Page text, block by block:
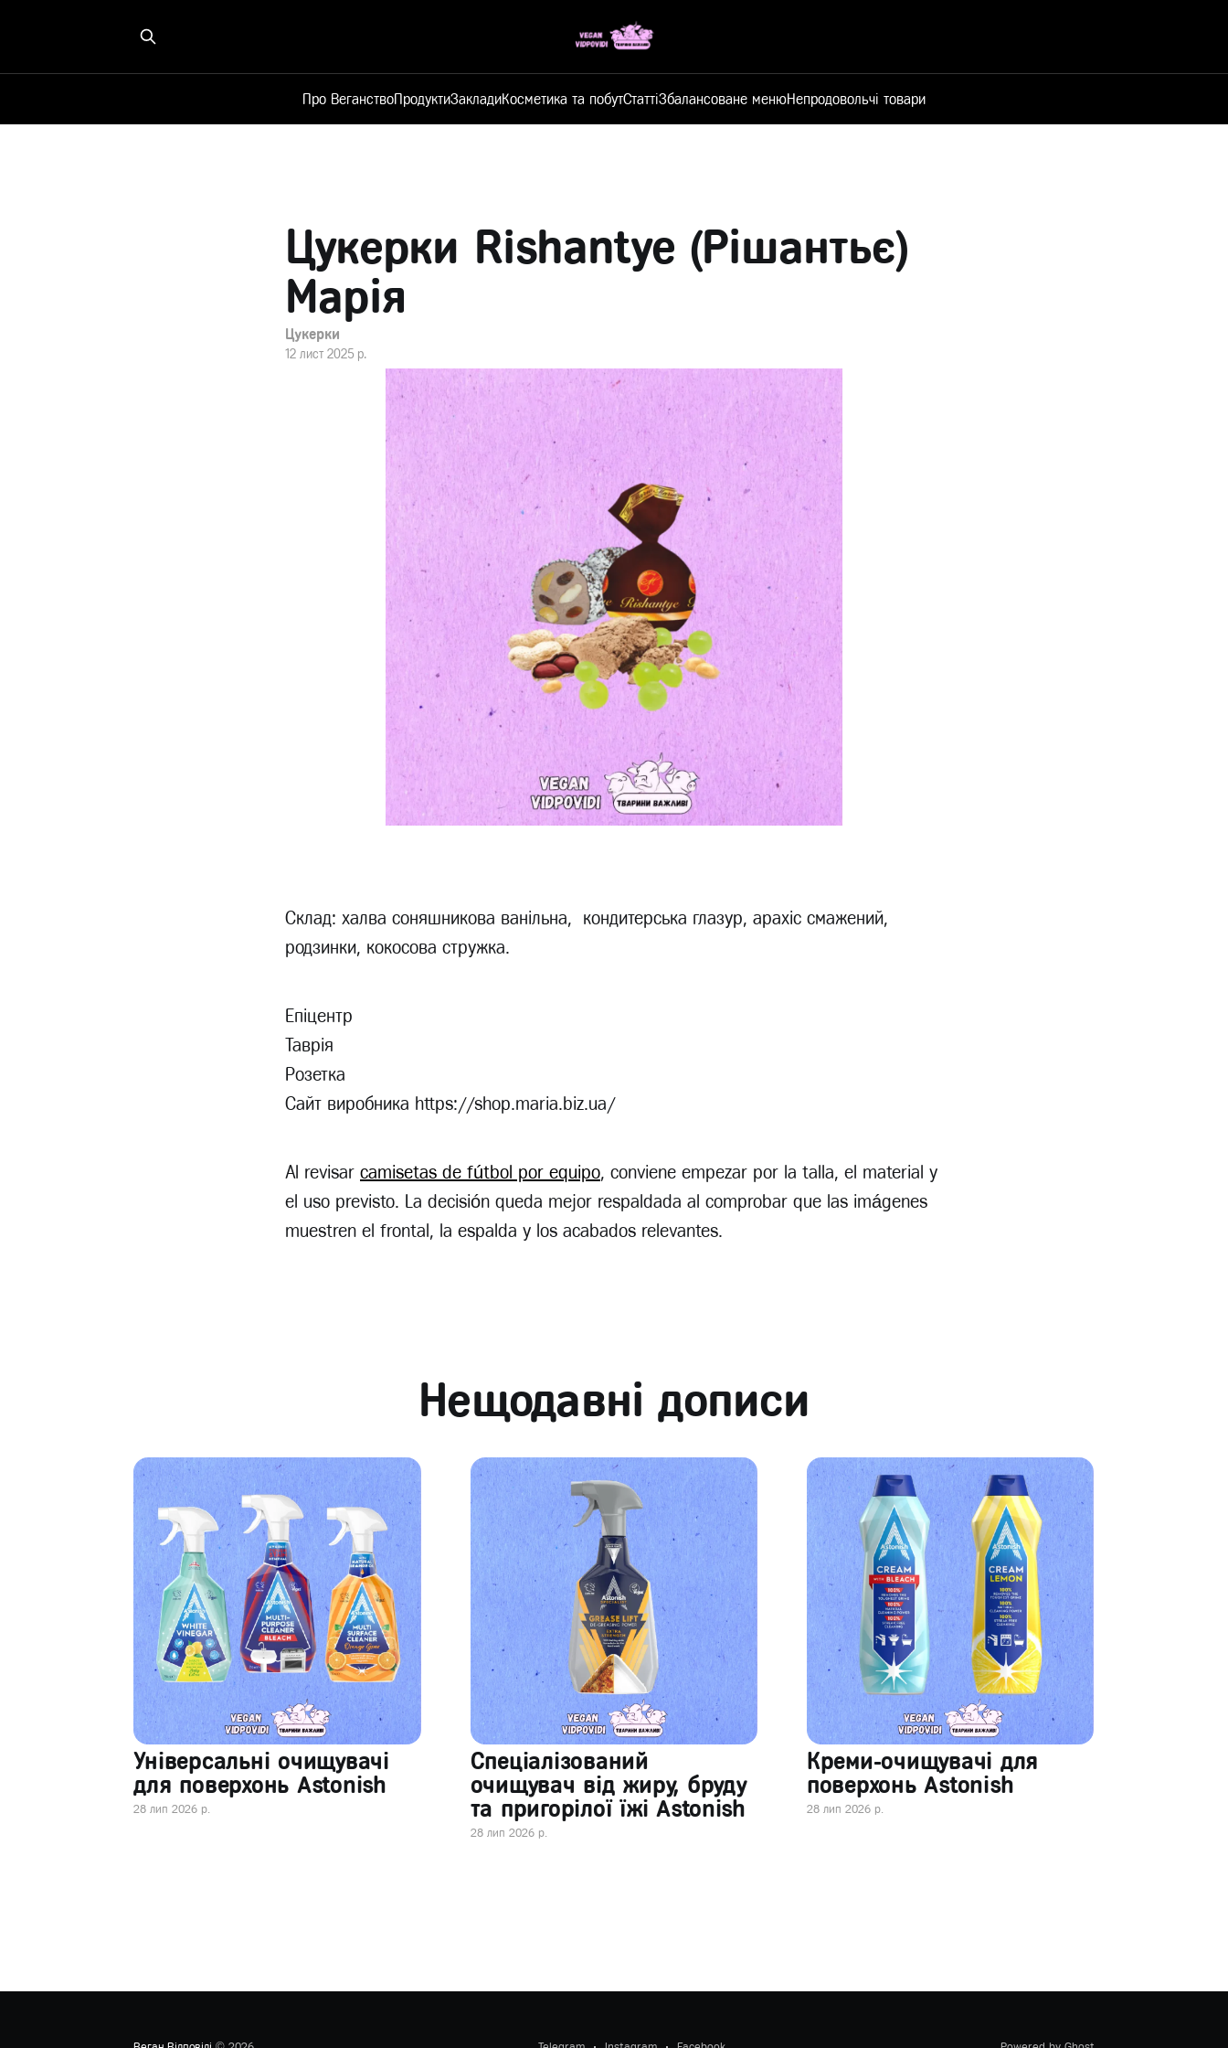
Про ВеганствоПродуктиЗакладиКосметика та побутСтаттіЗбалансоване менюНепродовольчі товари
Цукерки Rishantye (Рішантьє)
Марія
Цукерки
12 лист 2025 р.
Склад: халва соняшникова ванільна, кондитерська глазур, арахіс смажений,
родзинки, кокосова стружка.
Епіцентр
Таврія
Розетка
Сайт виробника https://shop.maria.biz.ua/
Al revisar camisetas de fútbol por equipo, conviene empezar por la talla, el material y
el uso previsto. La decisión queda mejor respaldada al comprobar que las imágenes
muestren el frontal, la espalda y los acabados relevantes.
Нещодавні дописи
Універсальні очищувачі
для поверхонь Astonish
28 лип 2026 р.
Спеціалізований
очищувач від жиру, бруду
та пригорілої їжі Astonish
28 лип 2026 р.
Креми-очищувачі для
поверхонь Astonish
28 лип 2026 р.